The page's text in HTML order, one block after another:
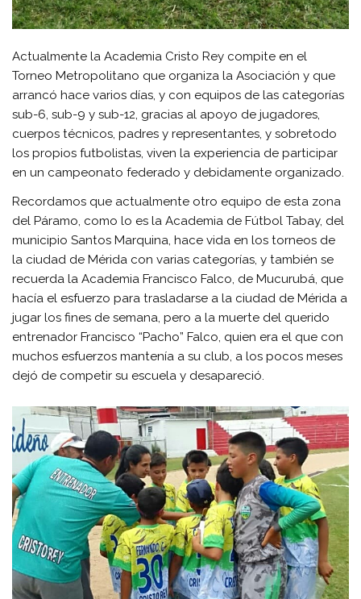
Actualmente la Academia Cristo Rey compite en el
Torneo Metropolitano que organiza la Asociación y que
arrancó hace varios días, y con equipos de las categorías
sub-6, sub-9 y sub-12, gracias al apoyo de jugadores,
cuerpos técnicos, padres y representantes, y sobretodo
los propios futbolistas, viven la experiencia de participar
en un campeonato federado y debidamente organizado.
Recordamos que actualmente otro equipo de esta zona
del Páramo, como lo es la Academia de Fútbol Tabay, del
municipio Santos Marquina, hace vida en los torneos de
la ciudad de Mérida con varias categorías, y también se
recuerda la Academia Francisco Falco, de Mucurubá, que
hacía el esfuerzo para trasladarse a la ciudad de Mérida a
jugar los fines de semana, pero a la muerte del querido
entrenador Francisco “Pacho” Falco, quien era el que con
muchos esfuerzos mantenía a su club, a los pocos meses
dejó de competir su escuela y desapareció.